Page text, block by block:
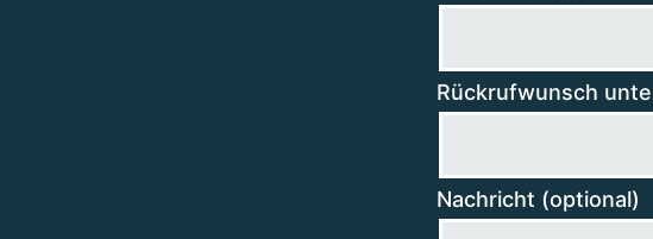
Rückrufwunsch
Nachricht (optional)